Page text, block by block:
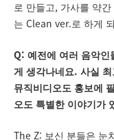
로 만들고 , 가사를 약간
는 Clean ver. 로 하게
Q: 예전에 여러 음악인
게 생각나네요. 사실 최
뮤직비디오도 홍보에
오도 특별한 이야기가
The Z: 보신 분들은 눈